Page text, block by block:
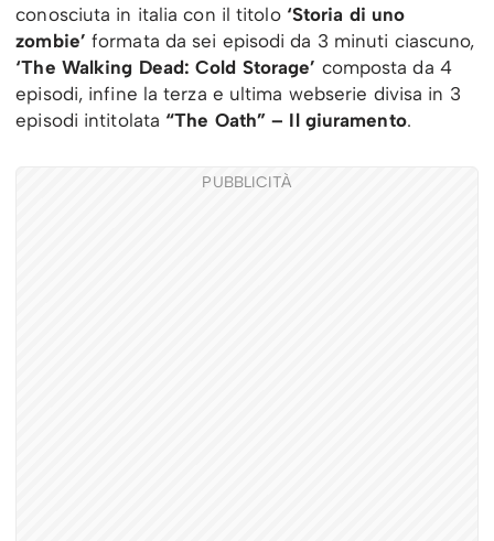
conosciuta in italia con il titolo ‘Storia di uno
zombie’ formata da sei episodi da 3 minuti ciascuno,
‘The Walking Dead: Cold Storage’ composta da 4
episodi, infine la terza e ultima webserie divisa in 3
episodi intitolata “The Oath” – Il giuramento.
PUBBLICITÀ